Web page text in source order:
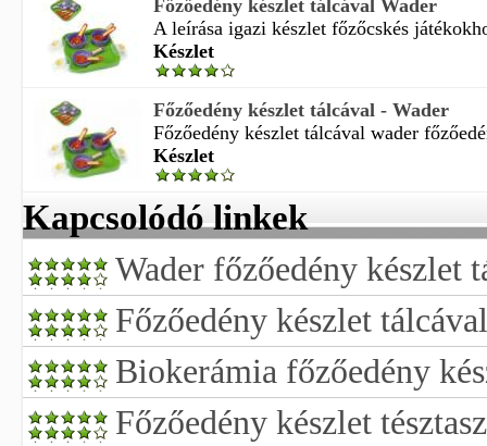
Főzőedény készlet tálcával Wader
A leírása igazi készlet főzőcskés
Készlet
Főzőedény készlet tálcával - Wader
Főzőedény készlet tálcával wader
Készlet
Kapcsolódó linkek
Wader főzőedény készlet
Főzőedény készlet tálcával
Biokerámia főzőedény
Főzőedény készlet